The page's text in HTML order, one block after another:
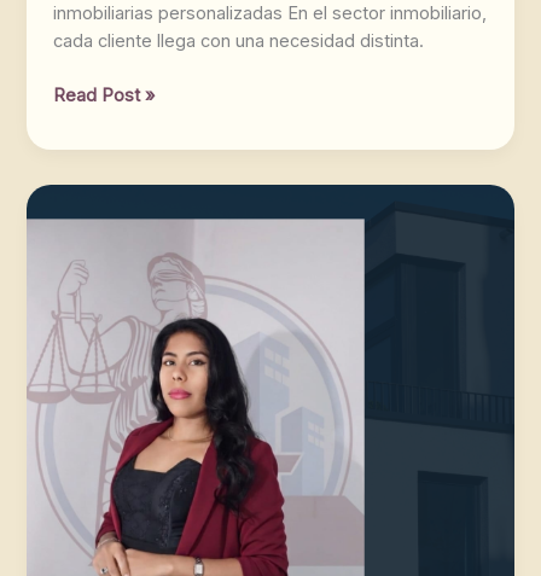
inmobiliarias personalizadas En el sector inmobiliario,
cada cliente llega con una necesidad distinta.
Silva
Read Post »